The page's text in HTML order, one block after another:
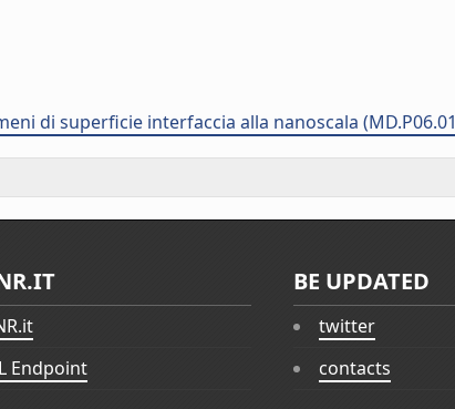
di superficie interfaccia alla nanoscala
Endpoint
BE UPDATED
twitter
contacts